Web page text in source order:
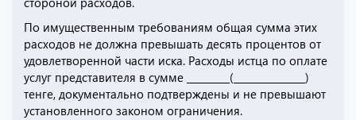
По имущественным требованиям общая сумма этих
расходов не должна превышать десять процентов от
удовлетворенной части иска. Расходы истца по оплате
услуг представителя в сумме _________(_______________)
тенге, документально подтверждены и не превышают
установленного законом ограничения.